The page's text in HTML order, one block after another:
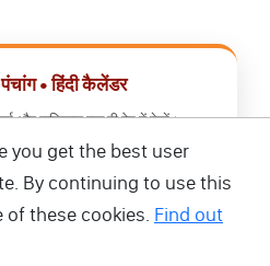
• हिंदी कैलेंडर
और राशिफल एक ही ऐप में देखें।
ऐप डाउनलोड करें
you get the best user
By continuing to use this
of these cookies. Find out